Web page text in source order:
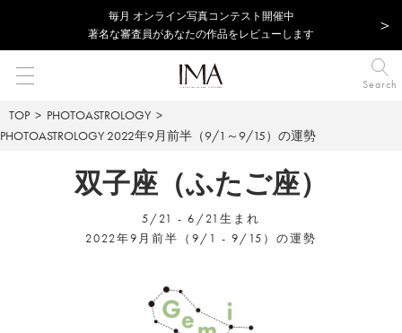
毎⽉ オンライン写真コンテスト開催中
著名な審査員があなたの作品をレビューします
Search
TOP
PHOTOASTROLOGY
PHOTOASTROLOGY 2022年9月前半（9/1～9/15）の運勢
双子座（ふたご座）
5/21 - 6/21生まれ
2022年9月前半（9/1 - 9/15）の運勢